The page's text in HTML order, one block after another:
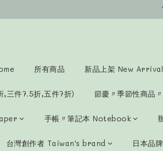
官網
所有商品 新品上架 New Arrival
,三件7.5折,五件7折) 節慶〃季節性商品
手帳〃筆記本 Notebook
台灣創作者 Taiwan's brand 日本品